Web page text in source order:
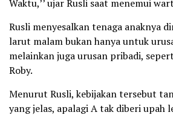
Waktu,’’ ujar Rusli saat menemui
Rusli menyesalkan tenaga anaknya
larut malam bukan hanya untuk
melainkan juga urusan pribadi,
Roby.
Menurut Rusli, kebijakan tersebut
yang jelas, apalagi A tak diberi upah